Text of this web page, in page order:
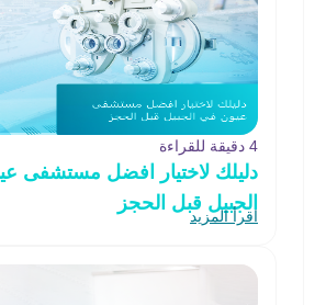
4 دقيقة للقراءة
دليلك لاختيار افضل مستشفى
الجبيل قبل الحجز
اقرأ المزيد